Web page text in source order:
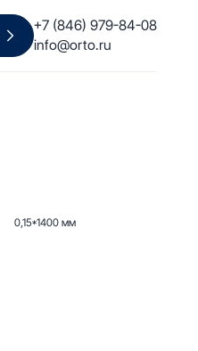
+7 (846) 979-84-08
info@orto.ru
0,15*1400 мм